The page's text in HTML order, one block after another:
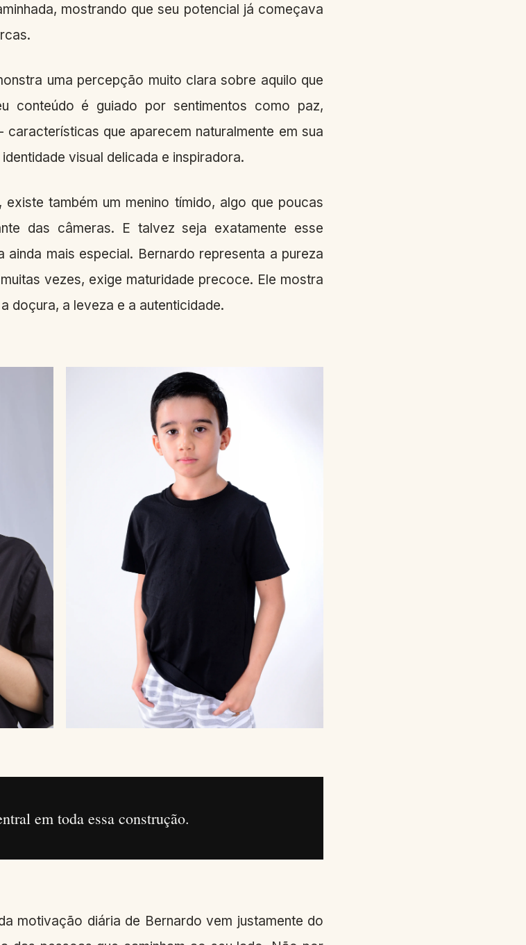
mostrando que seu potencial já começava
uma percepção muito clara sobre aquilo que
conteúdo é guiado por sentimentos como paz,
que aparecem naturalmente em sua
visual delicada e inspiradora.
também um menino tímido, algo que poucas
das câmeras. E talvez seja exatamente esse
mais especial. Bernardo representa a pureza
vezes, exige maturidade precoce. Ele mostra
doçura, a leveza e a autenticidade.
em toda essa construção.
motivação diária de Bernardo vem justamente do